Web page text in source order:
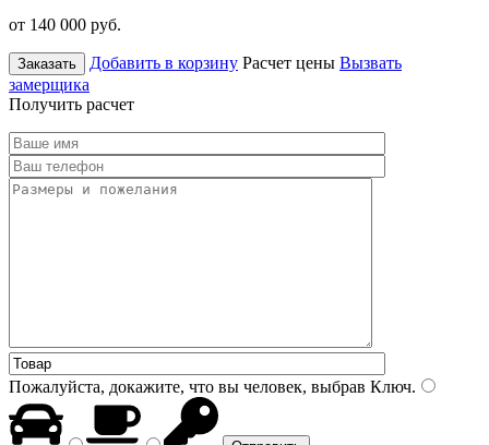
от 140 000 руб.
Заказать Добавить в корзину Расчет цены Вызвать
замерщика
Получить расчет
Пожалуйста, докажите, что вы человек, выбрав Ключ.